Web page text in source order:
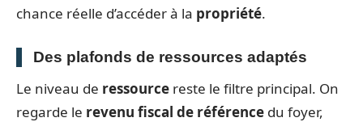
chance réelle d’accéder à la propriété.
Des plafonds de ressources adaptés
Le niveau de ressource reste le filtre principal. On
regarde le revenu fiscal de référence du foyer,